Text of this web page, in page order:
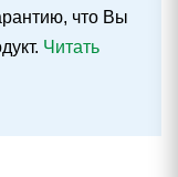
что Вы
Читать